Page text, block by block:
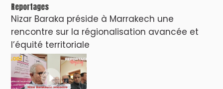
Reportages
Nizar Baraka préside à Marrakech une
rencontre sur la régionalisation avancée et
l’équité territoriale